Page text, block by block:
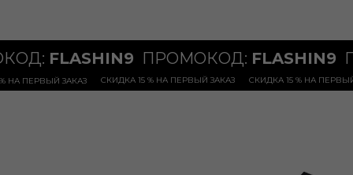
НА ПЕРВЫЙ ЗАКАЗ СКИДКА 15 % НА ПЕРВЫЙ ЗАКАЗ СКИДКА 15 % НА
ПРОМОКОД: FLASHIN9
FLASHIN9